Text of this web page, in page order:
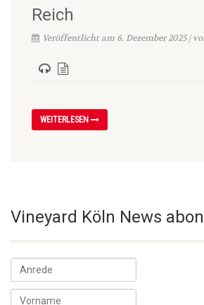
Reich
Veröffentlicht am 6. Dezember 2025 |
WEITERLESEN
Vineyard Köln News